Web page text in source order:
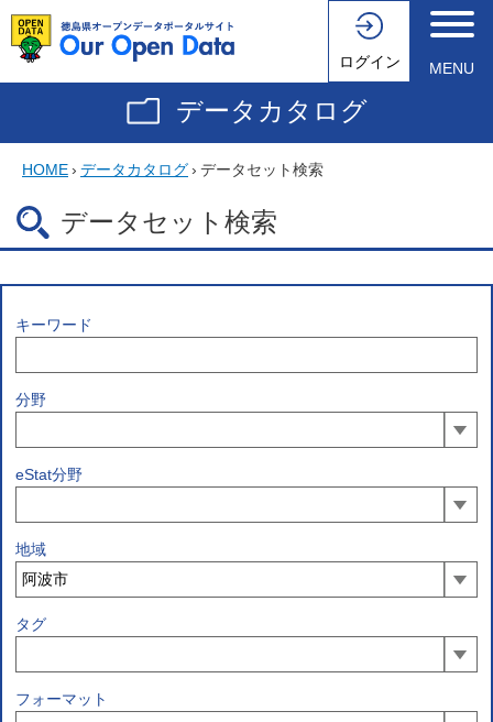
ログイン MENU
データカタログ
HOME› データカタログ› データセット検索
データセット検索
キーワード
分野
eStat分野
地域
タグ
フォーマット